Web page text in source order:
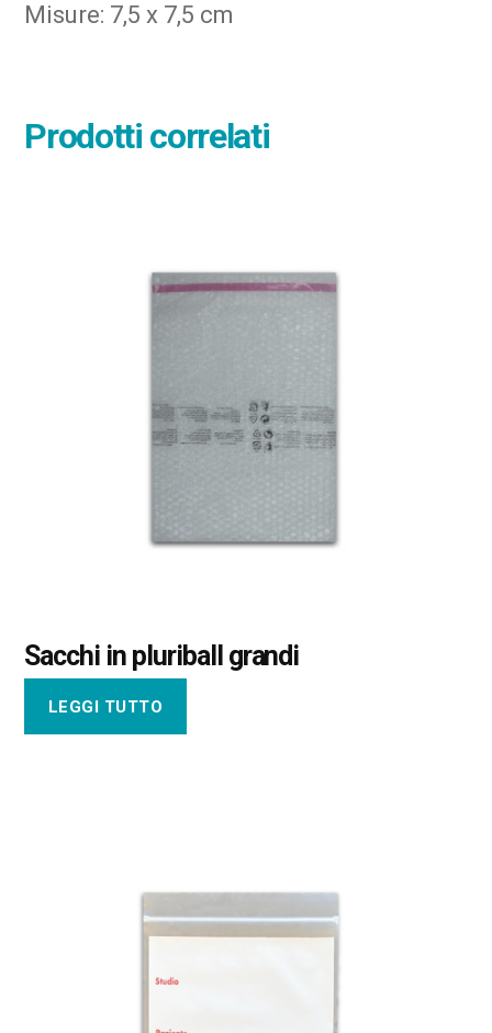
Misure: 7,5 x 7,5 cm
Prodotti correlati
Sacchi in pluriball grandi
LEGGI TUTTO